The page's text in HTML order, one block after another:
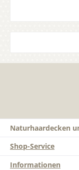
Naturhaardecken
Shop-Service
Informationen